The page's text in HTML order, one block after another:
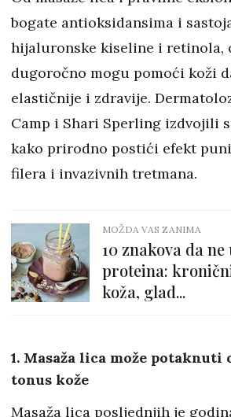
bogate antioksidansima i
hijaluronske kiseline i retinola,
dugoročno mogu pomoći koži
elastičnije i zdravije.
Camp i Shari Sperling izdvojili
kako prirodno postići efekt
filera i invazivnih tretmana.
MOŽDA VAS ZANIMA
10 znakova da
proteina:
koža, glad...
1. Masaža lica može
tonus kože
Masaža lica posljednjih je